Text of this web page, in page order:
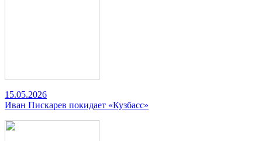
15.05.2026
Иван Пискарев покидает «Кузбасс»